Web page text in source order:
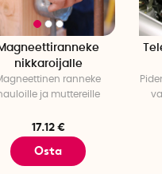
nikkaroijalle
ranneke
ja muttereille
17.12 €
Osta